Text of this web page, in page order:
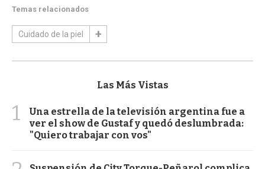
Temas relacionados
Cuidado de la piel
Las Más Vistas
1
Una estrella de la televisión argentina fue a
ver el show de Gustaf y quedó deslumbrada:
"Quiero trabajar con vos"